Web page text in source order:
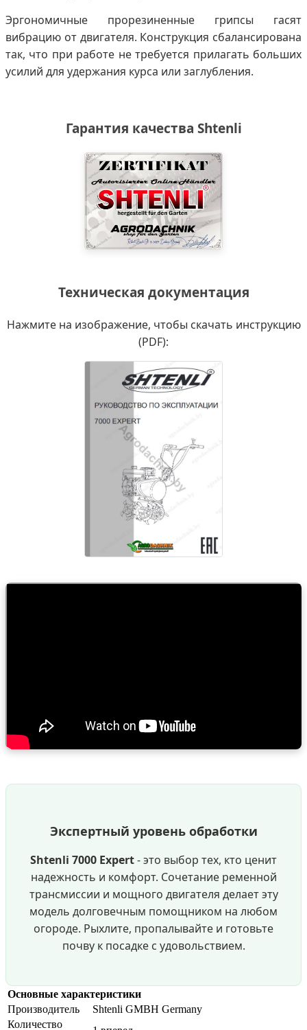
Эргономичные прорезиненные грипсы гасят
вибрацию от двигателя. Конструкция сбалансирована
так, что при работе не требуется прилагать больших
усилий для удержания курса или заглубления.
Гарантия качества Shtenli
Техническая документация
Нажмите на изображение, чтобы скачать инструкцию
(PDF):
Экспертный уровень обработки
Shtenli 7000 Expert- это выбор тех, кто ценит
надежность и комфорт. Сочетание ременной
трансмиссии и мощного двигателя делает эту
модель долговечным помощником на любом
огороде. Рыхлите, пропалывайте и готовьте
почву к посадке с удовольствием.
Основные характеристики
Производитель
Shtenli GMBH Germany
Количество